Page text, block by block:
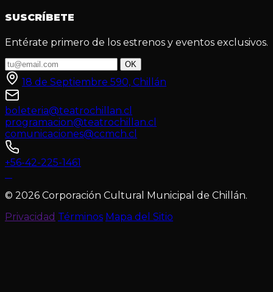
SUSCRÍBETE
Entérate primero de los estrenos y eventos exclusivos.
OK
18 de Septiembre 590, Chillán
boleteria@teatrochillan.cl
programacion@teatrochillan.cl
comunicaciones@ccmch.cl
+56-42-225-1461
© 2026 Corporación Cultural Municipal de Chillán.
Privacidad Términos Mapa del Sitio